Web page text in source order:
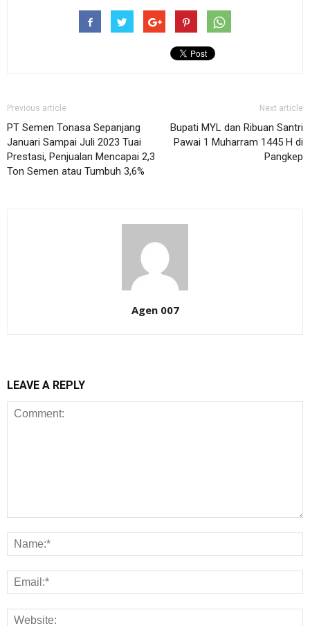
Previous article
PT Semen Tonasa Sepanjang
Januari Sampai Juli 2023 Tuai
Prestasi, Penjualan Mencapai 2,3
Ton Semen atau Tumbuh 3,6%
Next article
Bupati MYL dan Ribuan Santri
Pawai 1 Muharram 1445 H di
Pangkep
Agen 007
LEAVE A REPLY